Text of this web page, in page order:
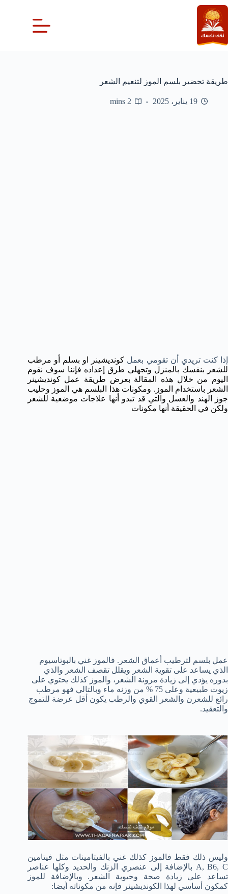
التجاوز
إلى
المحتوى
طريقة تحضير بلسم الموز لتنعيم الشعر
19 يناير، 2025 2 mins
إذا كنت تريدي أن تقومي بعمل كونديشينر او بسلم أو مرطب
للشعر بنفسك بالمنزل وتجهلي طرق إعداده فإننا سوف نقوم
اليوم من خلال هذه المقالة بعرض طريقة عمل كونديشينر
الشعر باستخدام الموز. ومكونات هذا البلسم هي الموز وحليب
جوز الهند والعسل والتي قد تبدو أنها علاجات موضعية للشعر
ولكن في الحقيقة أنها مكونات
عمل بلسم لترطيب أعماق الشعر. فالموز غني بالبوتاسيوم
الذي يساعد على تقوية الشعر ويقلل تقصف الشعر والذي
بدوره يؤدي إلى زيادة مرونة الشعر، والموز كذلك يحتوي على
زيوت طبيعية وعلى 75 % من وزنه ماء وبالتالي فهو مرطب
رائع للشعرن والشعر القوي والرطب يكون أقل عرضة للتموج
والتعقيد.
وليس ذلك فقط فالموز كذلك غني بالفيتامينات مثل فيتامين
A, B6, C بالإضافة إلى عنصري الزنك والحديد وكلها عناصر
تساعد على زيادة صحة وحيوية الشعر. وبالإضافة للموز
كمكون أساسي لهذا الكونديشينر فإنه من مكوناته أيضا: